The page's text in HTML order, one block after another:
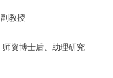
副教授
师资博士后、助理研究